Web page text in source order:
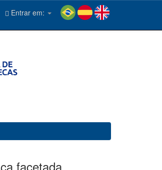
Entrar em:
facetada